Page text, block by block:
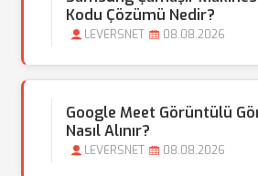
Kodu Çözümü Nedir?
LEVERSNET 08.08.2026
Google Meet Görüntülü
Nasıl Alınır?
LEVERSNET 08.08.2026